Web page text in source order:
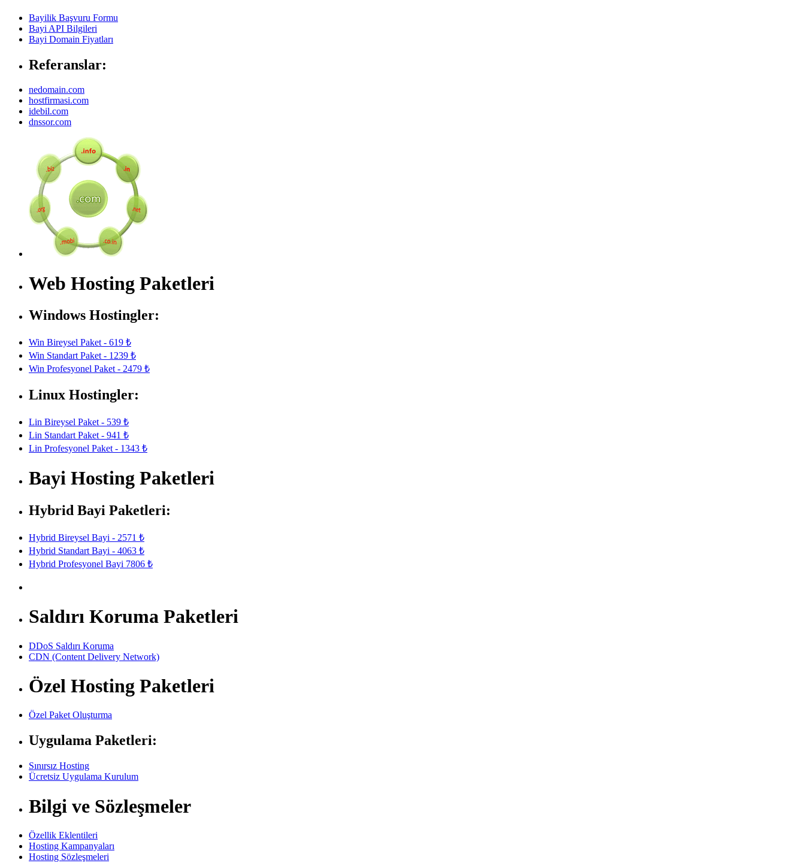
Bayilik Başvuru Formu
Bayi API Bilgileri
Bayi Domain Fiyatları
Referanslar:
nedomain.com
hostfirmasi.com
idebil.com
dnssor.com
Web Hosting Paketleri
Windows Hostingler:
Win Bireysel Paket - 619 ₺
Win Standart Paket - 1239 ₺
Win Profesyonel Paket - 2479 ₺
Linux Hostingler:
Lin Bireysel Paket - 539 ₺
Lin Standart Paket - 941 ₺
Lin Profesyonel Paket - 1343 ₺
Bayi Hosting Paketleri
Hybrid Bayi Paketleri:
Hybrid Bireysel Bayi - 2571 ₺
Hybrid Standart Bayi - 4063 ₺
Hybrid Profesyonel Bayi 7806 ₺
Saldırı Koruma Paketleri
DDoS Saldırı Koruma
CDN (Content Delivery Network)
Özel Hosting Paketleri
Özel Paket Oluşturma
Uygulama Paketleri:
Sınırsız Hosting
Ücretsiz Uygulama Kurulum
Bilgi ve Sözleşmeler
Özellik Eklentileri
Hosting Kampanyaları
Hosting Sözleşmeleri